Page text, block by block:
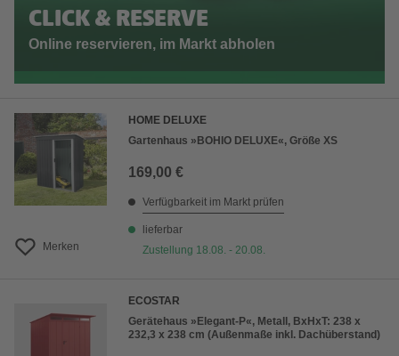
CLICK & RESERVE
Online reservieren, im Markt abholen
Merken
HOME DELUXE
Gartenhaus »BOHIO DELUXE«, Größe XS
169,00 €
Verfügbarkeit im Markt prüfen
lieferbar
Zustellung 18.08. - 20.08.
ECOSTAR
Gerätehaus »Elegant-P«, Metall, BxHxT: 238 x
232,3 x 238 cm (Außenmaße inkl. Dachüberstand)